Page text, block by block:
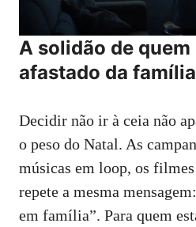
A solidão de quem
afastado da família
Decidir não ir à ceia não
o peso do Natal. As
músicas em loop, os
repete a mesma
em família”. Para quem